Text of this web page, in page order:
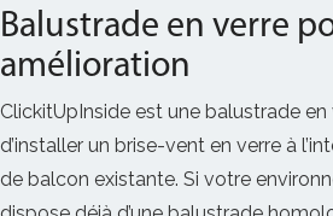
Balustrade en verre
amélioration
ClickitUpInside est une balustrade
d’installer un brise-vent en verre à
de balcon existante. Si votre